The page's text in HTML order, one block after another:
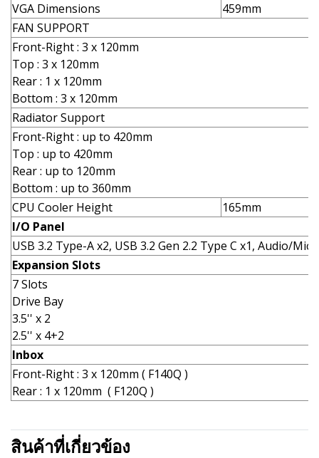
VGA Dimensions
459mm
FAN SUPPORT
Front-Right : 3 x 120mm
Top : 3 x 120mm
Rear : 1 x 120mm
Bottom : 3 x 120mm
Radiator Support
Front-Right : up to 420mm
Top : up to 420mm
Rear : up to 120mm
Bottom : up to 360mm
CPU Cooler Height
165mm
I/O Panel
USB 3.2 Type-A x2, USB 3.2 Gen 2.2 Type C x1, Audio/Mic
Expansion Slots
7 Slots
Drive Bay
3.5'' x 2
2.5'' x 4+2
Inbox
Front-Right : 3 x 120mm ( F140Q )
Rear : 1 x 120mm ( F120Q )
สินค้าที่เกี่ยวข้อง